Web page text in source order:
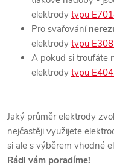
elektrody typu
Pro svařování
elektrody typu
A pokud si troufáte
elektrody typu
Jaký průměr elektrody
nejčastěji využijete
si ale s výběrem vhodné
Rádi vám poradíme!